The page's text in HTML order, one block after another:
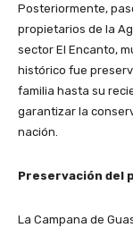
Posteriormente,
propietarios de la
sector El Encanto,
histórico fue
familia hasta su
garantizar la
nación.
Preservación del
La Campana de